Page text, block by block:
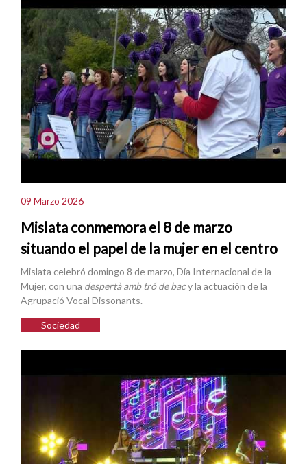
09 Marzo 2026
Mislata conmemora el 8 de marzo
situando el papel de la mujer en el centro
Mislata celebró domingo 8 de marzo, Día Internacional de la
Mujer, con una despertà amb tró de bacy la actuación de la
Agrupació Vocal Dissonants.
Sociedad